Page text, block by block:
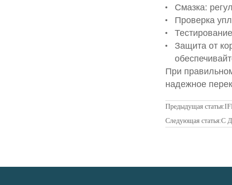
Смазка:
Проверка
Защита от
При
надежное
Предыдущая статья:
Следующая статья:С